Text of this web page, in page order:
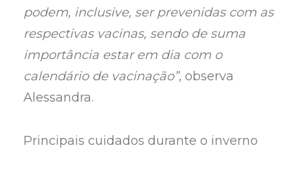
podem, inclusive, ser prevenidas com as
respectivas vacinas, sendo de suma
importância estar em dia com o
calendário de vacinação”, observa
Alessandra.
Principais cuidados durante o inverno